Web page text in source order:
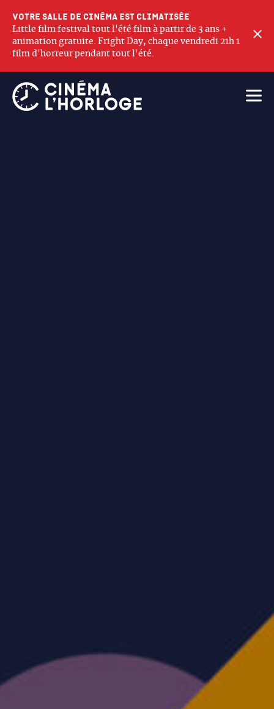
Votre salle de cinéma est climatisée
Little film festival tout l'été film à partir de 3 ans +
animation gratuite. Fright Day, chaque vendredi 21h 1
film d'horreur pendant tout l'été.